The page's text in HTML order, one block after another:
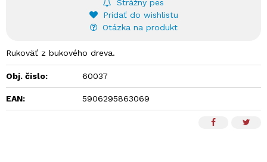
Strážny pes
Pridať do wishlistu
Otázka na produkt
Rukoväť z bukového dreva.
Obj. čislo: 60037
EAN: 5906295863069